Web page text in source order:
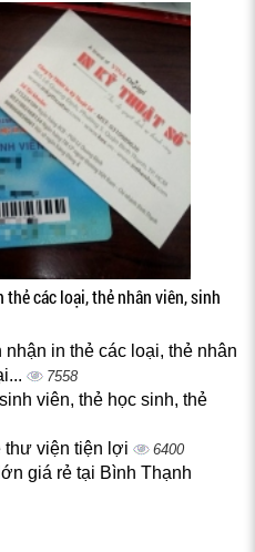
các loại, thẻ nhân viên, sinh
nhận in thẻ các loại, thẻ nhân
7558
viên, thẻ học sinh, thẻ
thư viện tiện lợi 6400
giá rẻ tại Bình Thạnh